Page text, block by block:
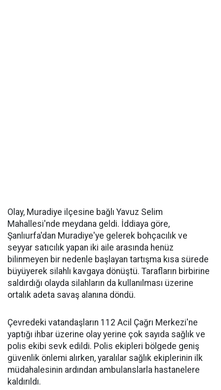
Olay, Muradiye ilçesine bağlı Yavuz Selim
Mahallesi'nde meydana geldi. İddiaya göre,
Şanlıurfa'dan Muradiye'ye gelerek bohçacılık ve
seyyar satıcılık yapan iki aile arasında henüz
bilinmeyen bir nedenle başlayan tartışma kısa sürede
büyüyerek silahlı kavgaya dönüştü. Tarafların birbirine
saldırdığı olayda silahların da kullanılması üzerine
ortalık adeta savaş alanına döndü.
Çevredeki vatandaşların 112 Acil Çağrı Merkezi'ne
yaptığı ihbar üzerine olay yerine çok sayıda sağlık ve
polis ekibi sevk edildi. Polis ekipleri bölgede geniş
güvenlik önlemi alırken, yaralılar sağlık ekiplerinin ilk
müdahalesinin ardından ambulanslarla hastanelere
kaldırıldı.